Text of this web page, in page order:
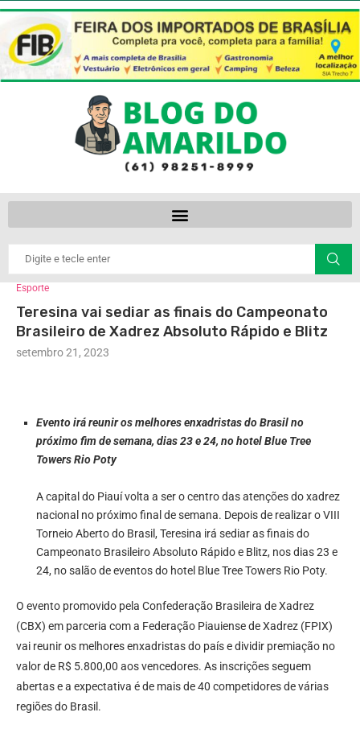
Esporte
Teresina vai sediar as finais do Campeonato
Brasileiro de Xadrez Absoluto Rápido e Blitz
setembro 21, 2023
Evento irá reunir os melhores enxadristas do Brasil no
próximo fim de semana, dias 23 e 24, no hotel Blue Tree
Towers Rio Poty
A capital do Piauí volta a ser o centro das atenções do xadrez
nacional no próximo final de semana. Depois de realizar o VIII
Torneio Aberto do Brasil, Teresina irá sediar as finais do
Campeonato Brasileiro Absoluto Rápido e Blitz, nos dias 23 e
24, no salão de eventos do hotel Blue Tree Towers Rio Poty.
O evento promovido pela Confederação Brasileira de Xadrez
(CBX) em parceria com a Federação Piauiense de Xadrez (FPIX)
vai reunir os melhores enxadristas do país e dividir premiação no
valor de R$ 5.800,00 aos vencedores. As inscrições seguem
abertas e a expectativa é de mais de 40 competidores de várias
regiões do Brasil.